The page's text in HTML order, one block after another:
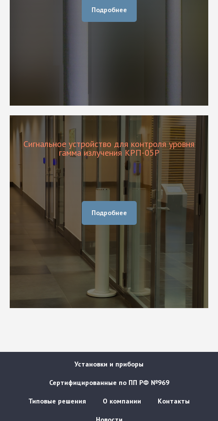
Подробнее
Сигнальное устройство для контроля уровня
гамма излучения КРП-05Р
Подробнее
Установки и приборы
Сертифицированные по ПП РФ №969
Типовые решения О компании Контакты